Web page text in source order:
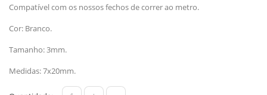
Compatível com os nossos fechos de correr ao metro.
Cor: Branco.
Tamanho: 3mm.
Medidas: 7x20mm.